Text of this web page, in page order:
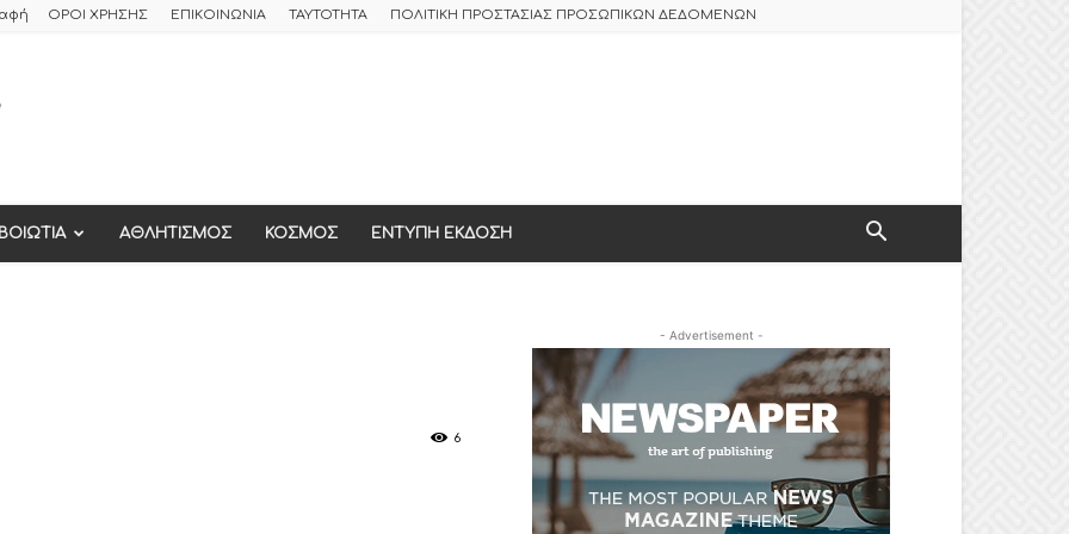
ΟΡΟΙ ΧΡΗΣΗΣ ΕΠΙΚΟΙΝΩΝΙΑ ΤΑΥΤΟΤΗΤΑ ΠΟΛΙΤΙΚΗ ΠΡΟΣΤΑΣΙΑΣ ΠΡΟΣΩΠΙΚΩΝ ΔΕΔΟΜΕΝΩΝ
ΒΟΙΩΤΙΑ ΑΘΛΗΤΙΣΜΟΣ ΚΟΣΜΟΣ ΕΝΤΥΠΗ ΕΚΔΟΣΗ
6
- Advertisement -